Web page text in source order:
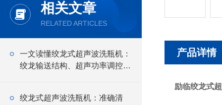
相关文章
RELATED ARTICLES
一文读懂绞龙式超声波洗瓶机：
绞龙输送结构、超声功率调控、
绞龙式超声波洗瓶机：准确清
产品详情
励临绞龙式